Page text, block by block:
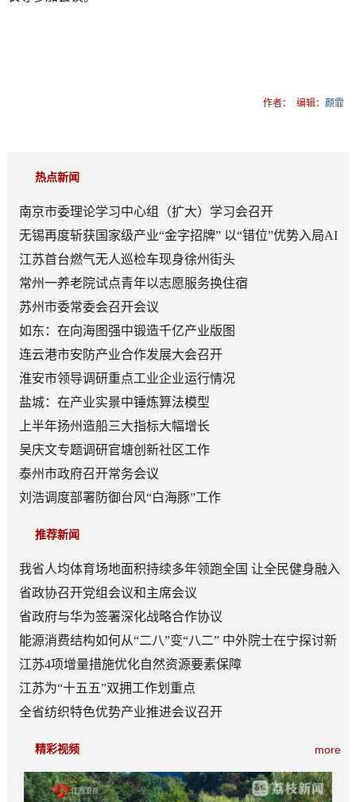
作者： 编辑：颜霏
热点新闻
南京市委理论学习中心组（扩大）学习会召开
无锡再度斩获国家级产业“金字招牌” 以“错位”优势入局AI
顶层赛道
江苏首台燃气无人巡检车现身徐州街头
常州一养老院试点青年以志愿服务换住宿
苏州市委常委会召开会议
如东：在向海图强中锻造千亿产业版图
连云港市安防产业合作发展大会召开
淮安市领导调研重点工业企业运行情况
盐城：在产业实景中锤炼算法模型
上半年扬州造船三大指标大幅增长
吴庆文专题调研官塘创新社区工作
泰州市政府召开常务会议
刘浩调度部署防御台风“白海豚”工作
推荐新闻
我省人均体育场地面积持续多年领跑全国 让全民健身融入
日常成为风尚
省政协召开党组会议和主席会议
省政府与华为签署深化战略合作协议
能源消费结构如何从“二八”变“八二” 中外院士在宁探讨新
型能源体系建设
江苏4项增量措施优化自然资源要素保障
江苏为“十五五”双拥工作划重点
全省纺织特色优势产业推进会议召开
more
精彩视频